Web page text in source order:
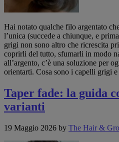
Hai notato qualche filo argentato
l’unica (succede a chiunque, e
grigi non sono altro che ricrescita
coprirli del tutto, sfumarli in modo
all’argento, c’è una soluzione per
orientarti. Cosa sono i capelli grigi
Taper fade: la guida
varianti
19 Maggio 2026 by The Hair &